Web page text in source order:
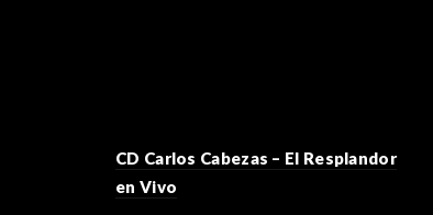
CD Carlos Cabezas – El Resplandor
en Vivo